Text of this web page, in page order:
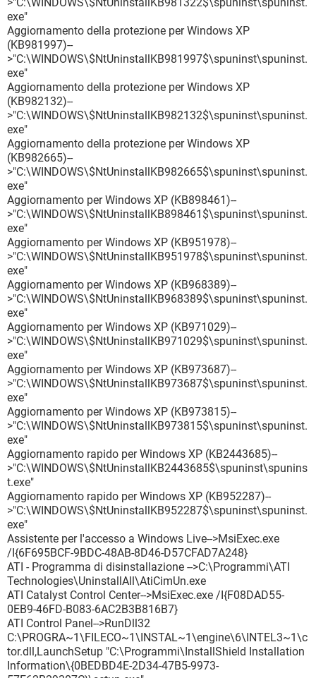
exe"
Aggiornamento della protezione per Windows XP
(KB981997)--
>"C:\WINDOWS\$NtUninstallKB981997$\spuninst\spuninst.
exe"
Aggiornamento della protezione per Windows XP
(KB982132)--
>"C:\WINDOWS\$NtUninstallKB982132$\spuninst\spuninst.
exe"
Aggiornamento della protezione per Windows XP
(KB982665)--
>"C:\WINDOWS\$NtUninstallKB982665$\spuninst\spuninst.
exe"
Aggiornamento per Windows XP (KB898461)--
>"C:\WINDOWS\$NtUninstallKB898461$\spuninst\spuninst.
exe"
Aggiornamento per Windows XP (KB951978)--
>"C:\WINDOWS\$NtUninstallKB951978$\spuninst\spuninst.
exe"
Aggiornamento per Windows XP (KB968389)--
>"C:\WINDOWS\$NtUninstallKB968389$\spuninst\spuninst.
exe"
Aggiornamento per Windows XP (KB971029)--
>"C:\WINDOWS\$NtUninstallKB971029$\spuninst\spuninst.
exe"
Aggiornamento per Windows XP (KB973687)--
>"C:\WINDOWS\$NtUninstallKB973687$\spuninst\spuninst.
exe"
Aggiornamento per Windows XP (KB973815)--
>"C:\WINDOWS\$NtUninstallKB973815$\spuninst\spuninst.
exe"
Aggiornamento rapido per Windows XP (KB2443685)--
>"C:\WINDOWS\$NtUninstallKB2443685$\spuninst\spunins
t.exe"
Aggiornamento rapido per Windows XP (KB952287)--
>"C:\WINDOWS\$NtUninstallKB952287$\spuninst\spuninst.
exe"
Assistente per l'accesso a Windows Live-->MsiExec.exe
/I{6F695BCF-9BDC-48AB-8D46-D57CFAD7A248}
ATI - Programma di disinstallazione -->C:\Programmi\ATI
Technologies\UninstallAll\AtiCimUn.exe
ATI Catalyst Control Center-->MsiExec.exe /I{F08DAD55-
0EB9-46FD-B083-6AC2B3B816B7}
ATI Control Panel-->RunDll32
C:\PROGRA~1\FILECO~1\INSTAL~1\engine\6\INTEL3~1\c
tor.dll,LaunchSetup "C:\Programmi\InstallShield Installation
Information\{0BEDBD4E-2D34-47B5-9973-